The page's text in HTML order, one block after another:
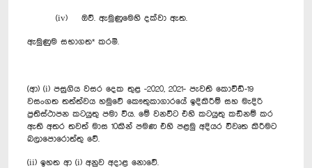
(iv) ඔව්. ඇමුණුමෙහි දක්වා ඇත.
ඇමුණුම සභාගත* කරමි.
(ආ) (i) පසුගිය වසර දෙක තුළ -2020, 2021- පැවති කොවිඩ්-19
වසංගත තත්ත්වය හමුවේ කෞතුකාගාරයේ ඉදිකිරීම් සහ මැදිරි
ප්‍රතිස්ථාපන කටයුතු පමා විය. මේ වනවිට එහි කටයුතු කඩිනම් කර
ඇති අතර තවත් මාස 10කින් පමණ එහි පළමු අදියර විවෘත කිරීමට
බලාපොරොත්තු‍ වේ.
(ii) ඉහත ආ (i) අනුව අදාළ නොවේ.